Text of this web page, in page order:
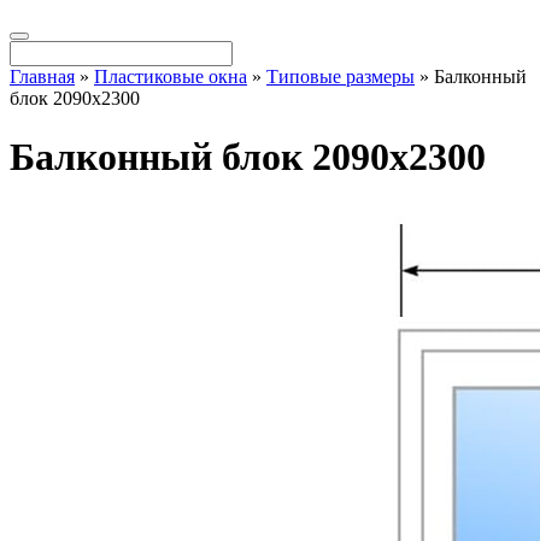
Главная » Пластиковые окна » Типовые размеры » Балконный
блок 2090х2300
Балконный блок 2090х2300